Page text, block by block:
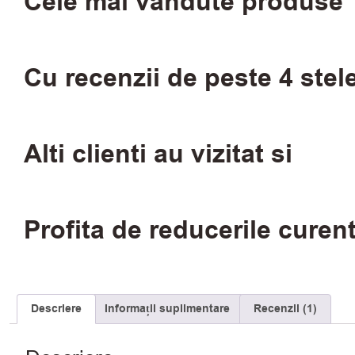
Cu recenzii de peste 4
Alti clienti au vizitat si
Profita de reducerile
Descriere Informații suplimentare Recenzii (1)